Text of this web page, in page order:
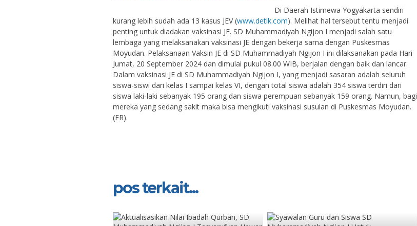
Di Daerah Istimewa Yogyakarta sendiri
kurang lebih sudah ada 13 kasus JEV (www.detik.com). Melihat hal tersebut tentu menjadi
penting untuk diadakan vaksinasi JE. SD Muhammadiyah Ngijon I menjadi salah satu
lembaga yang melaksanakan vaksinasi JE dengan bekerja sama dengan Puskesmas
Moyudan. Pelaksanaan Vaksin JE di SD Muhammadiyah Ngijon I ini dilaksanakan pada Hari
Jumat, 20 September 2024 dan dimulai pukul 08.00 WIB, berjalan dengan baik dan lancar.
Dalam vaksinasi JE di SD Muhammadiyah Ngijon I, yang menjadi sasaran adalah seluruh
siswa-siswi dari kelas I sampai kelas VI, dengan total siswa adalah 354 siswa terdiri dari
siswa laki-laki sebanyak 195 orang dan siswa perempuan sebanyak 159 orang. Namun, bagi
mereka yang sedang sakit maka bisa mengikuti vaksinasi susulan di Puskesmas Moyudan.
(FR).
pos terkait...